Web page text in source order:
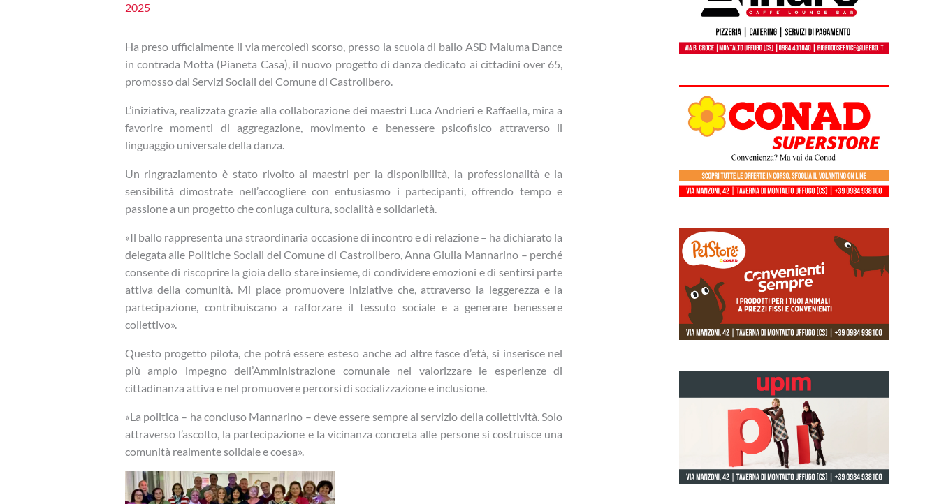
2025
Ha preso ufficialmente il via mercoledì scorso, presso la scuola di ballo ASD Maluma Dance
in contrada Motta (Pianeta Casa), il nuovo progetto di danza dedicato ai cittadini over 65,
promosso dai Servizi Sociali del Comune di Castrolibero.
L’iniziativa, realizzata grazie alla collaborazione dei maestri Luca Andrieri e Raffaella, mira a
favorire momenti di aggregazione, movimento e benessere psicofisico attraverso il
linguaggio universale della danza.
Un ringraziamento è stato rivolto ai maestri per la disponibilità, la professionalità e la
sensibilità dimostrate nell’accogliere con entusiasmo i partecipanti, offrendo tempo e
passione a un progetto che coniuga cultura, socialità e solidarietà.
«Il ballo rappresenta una straordinaria occasione di incontro e di relazione – ha dichiarato la
delegata alle Politiche Sociali del Comune di Castrolibero, Anna Giulia Mannarino – perché
consente di riscoprire la gioia dello stare insieme, di condividere emozioni e di sentirsi parte
attiva della comunità. Mi piace promuovere iniziative che, attraverso la leggerezza e la
partecipazione, contribuiscano a rafforzare il tessuto sociale e a generare benessere
collettivo».
Questo progetto pilota, che potrà essere esteso anche ad altre fasce d’età, si inserisce nel
più ampio impegno dell’Amministrazione comunale nel valorizzare le esperienze di
cittadinanza attiva e nel promuovere percorsi di socializzazione e inclusione.
«La politica – ha concluso Mannarino – deve essere sempre al servizio della collettività. Solo
attraverso l’ascolto, la partecipazione e la vicinanza concreta alle persone si costruisce una
comunità realmente solidale e coesa».